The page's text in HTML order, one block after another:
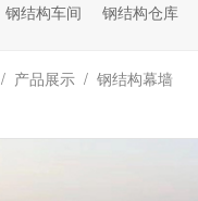
钢结构车间 钢结构仓库
/ 产品展示 / 钢结构幕墙